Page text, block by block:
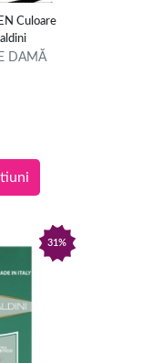
Culoare
DAMĂ
31%